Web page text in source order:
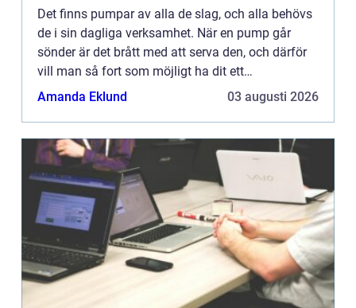
Det finns pumpar av alla de slag, och alla behövs
de i sin dagliga verksamhet. När en pump går
sönder är det brått med att serva den, och därför
vill man så fort som möjligt ha dit ett
serviceföretag som ordnar upp problemet. Det kan
Amanda Eklund 03 augusti 2026